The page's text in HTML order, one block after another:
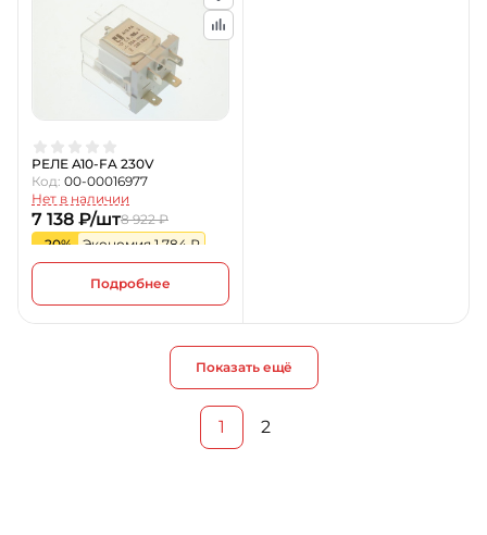
РЕЛЕ A10-FA 230V
Код: 00-00016977
Нет в наличии
7 138 ₽/шт8 922 ₽
-20%
Экономия 1 784 ₽
Подробнее
Показать ещё
1 2